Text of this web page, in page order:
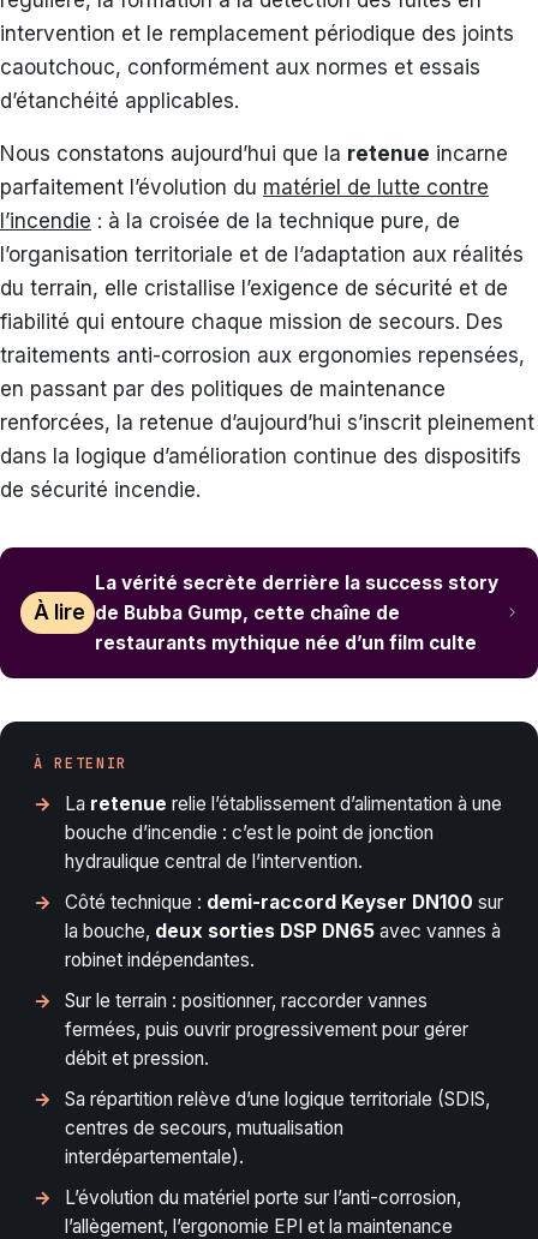
intervention et le remplacement périodique des joints
caoutchouc, conformément aux normes et essais
d’étanchéité applicables.
Nous constatons aujourd’hui que la retenue incarne
parfaitement l’évolution du matériel de lutte contre
l’incendie : à la croisée de la technique pure, de
l’organisation territoriale et de l’adaptation aux réalités
du terrain, elle cristallise l’exigence de sécurité et de
fiabilité qui entoure chaque mission de secours. Des
traitements anti-corrosion aux ergonomies repensées,
en passant par des politiques de maintenance
renforcées, la retenue d’aujourd’hui s’inscrit pleinement
dans la logique d’amélioration continue des dispositifs
de sécurité incendie.
À lire
La vérité secrète derrière la success story
de Bubba Gump, cette chaîne de
restaurants mythique née d’un film culte
À RETENIR
La retenue relie l’établissement d’alimentation à une
bouche d’incendie : c’est le point de jonction
hydraulique central de l’intervention.
Côté technique : demi-raccord Keyser DN100 sur
la bouche, deux sorties DSP DN65 avec vannes à
robinet indépendantes.
Sur le terrain : positionner, raccorder vannes
fermées, puis ouvrir progressivement pour gérer
débit et pression.
Sa répartition relève d’une logique territoriale (SDIS,
centres de secours, mutualisation
interdépartementale).
L’évolution du matériel porte sur l’anti-corrosion,
l’allègement, l’ergonomie EPI et la maintenance